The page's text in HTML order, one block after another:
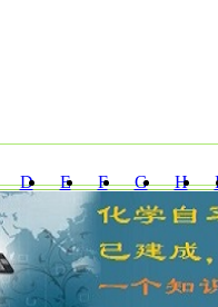
D E F G H